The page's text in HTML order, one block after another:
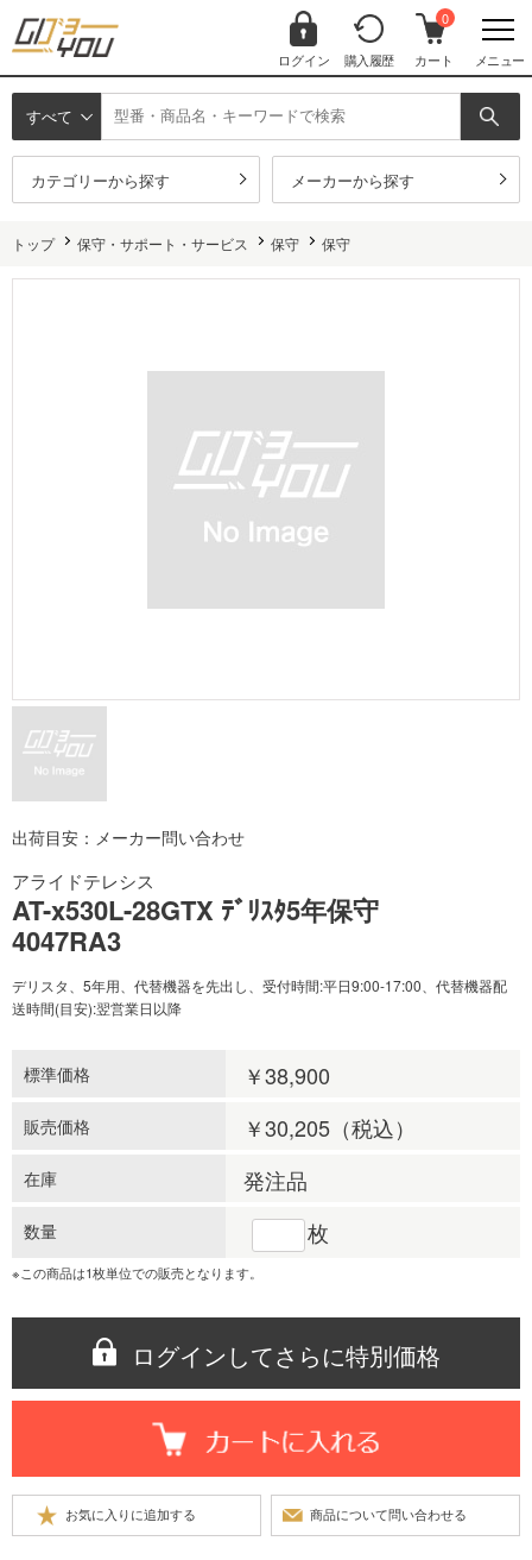
ログイン 購入履歴
0
カート メニュー
すべて
カテゴリーから探す メーカーから探す
トップ 保守・サポート・サービス 保守 保守
出荷目安：メーカー問い合わせ
アライドテレシス
AT-x530L-28GTX ﾃﾞﾘｽﾀ5年保守
4047RA3
デリスタ、5年用、代替機器を先出し、受付時間:平日9:00-17:00、代替機器配
送時間(目安):翌営業日以降
標準価格 ￥38,900
販売価格 ￥30,205（税込）
在庫 発注品
数量 枚
※この商品は1枚単位での販売となります。
ログインしてさらに特別価格